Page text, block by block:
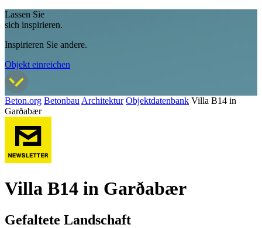
Lassen Sie
sich inspirieren.
Inspirieren Sie andere.
Objekt einreichen
Beton.org Betonbau Architektur Objektdatenbank Villa B14 in
Garðabær
Villa B14 in Garðabær
Gefaltete Landschaft